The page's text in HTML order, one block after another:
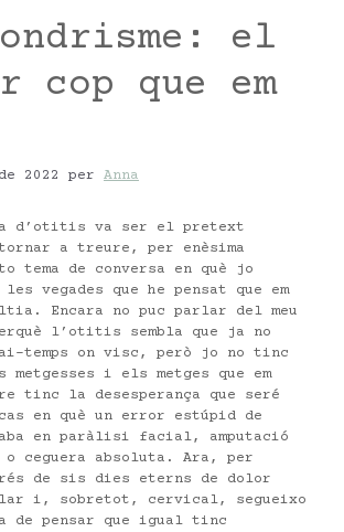
el
cop que em
2022 per Anna
d’otitis va ser el pretext
a treure, per enèsima
tema de conversa en què jo
vegades que he pensat que em
Encara no puc parlar del meu
l’otitis sembla que ja no
temps on visc, però jo no tinc
metgesses i els metges que em
tinc la desesperança que seré
en què un error estúpid de
en paràlisi facial, amputació
o ceguera absoluta. Ara, per
de sis dies eterns de dolor
i, sobretot, cervical, segueixo
de pensar que igual tinc